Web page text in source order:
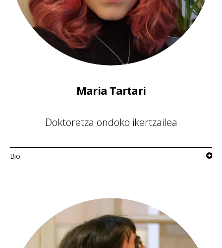
Maria Tartari
Doktoretza ondoko ikertzailea
Bio